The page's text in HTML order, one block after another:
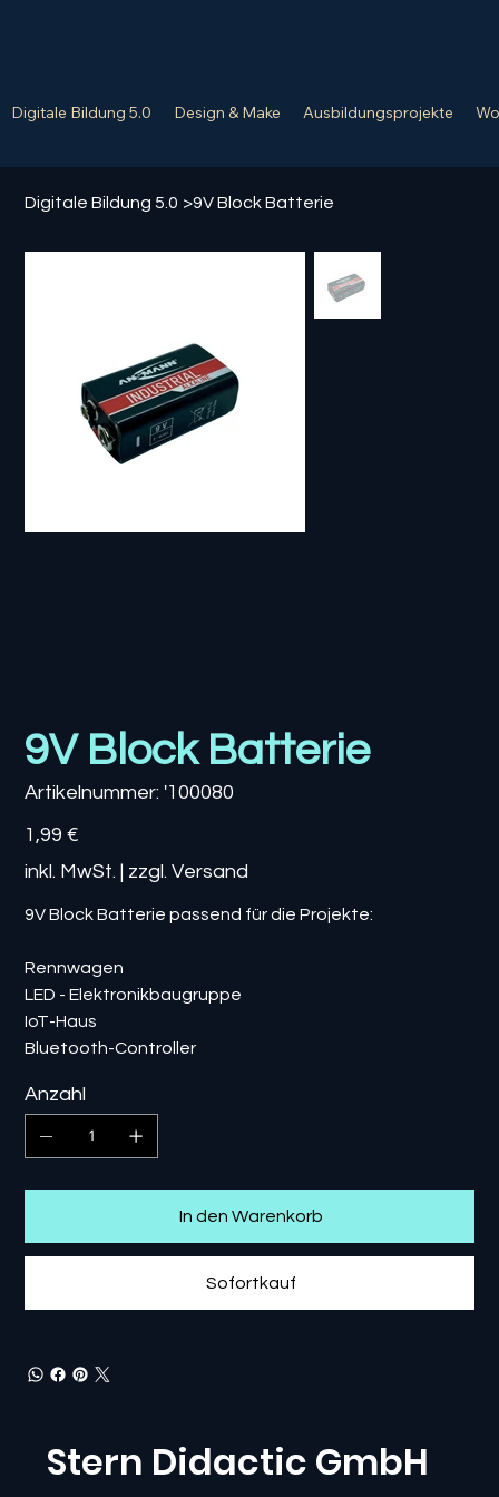
Digitale Bildung 5.0 Design & Make Ausbildungsprojekte
Digitale Bildung 5.0 >9V Block Batterie
9V Block Batterie
Artikelnummer: Artikelnummer:
'100080
'100080
Preis
1,99 €
inkl. MwSt. | zzgl. Versand
9V Block Batterie passend für die Projekte:
Rennwagen
LED - Elektronikbaugruppe
IoT-Haus
Bluetooth-Controller
Anzahl
In den Warenkorb
Sofortkauf
Stern Didactic GmbH